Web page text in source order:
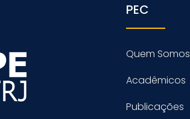
PEC
Quem Somos
Acadêmicos
Publicações